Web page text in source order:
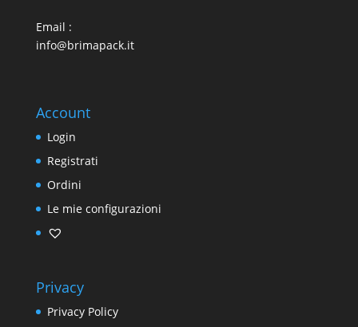
Email :
info@brimapack.it
Account
Login
Registrati
Ordini
Le mie configurazioni
Privacy
Privacy Policy